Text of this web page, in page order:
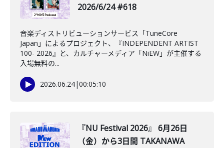
2026/6/24 #618
音楽ディストリビューションサービス「TuneCore
Japan」によるプロジェクト、『INDEPENDENT ARTIST
100- 2026』と、カルチャーメディア「NiEW」が主催する
入場無料の...
2026.06.24|00:05:10
『NU Festival 2026』 6月26日
（金）から3日間 TAKANAWA